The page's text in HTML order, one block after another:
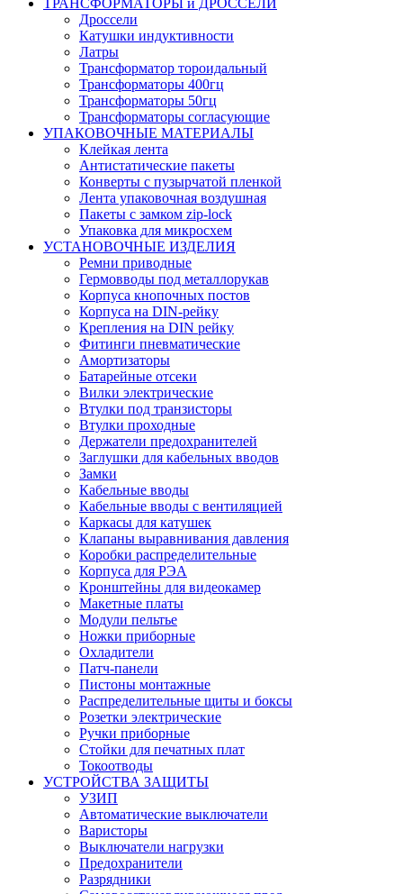
Дроссели
Катушки индуктивности
Латры
Трансформатор тороидальный
Трансформаторы 400гц
Трансформаторы 50гц
Трансформаторы согласующие
УПАКОВОЧНЫЕ МАТЕРИАЛЫ
Клейкая лента
Антистатические пакеты
Конверты с пузырчатой пленкой
Лента упаковочная воздушная
Пакеты с замком zip-lock
Упаковка для микросхем
УСТАНОВОЧНЫЕ ИЗДЕЛИЯ
Ремни приводные
Гермовводы под металлорукав
Корпуса кнопочных постов
Корпуса на DIN-рейку
Крепления на DIN рейку
Фитинги пневматические
Амортизаторы
Батарейные отсеки
Вилки электрические
Втулки под транзисторы
Втулки проходные
Держатели предохранителей
Заглушки для кабельных вводов
Замки
Кабельные вводы
Кабельные вводы с вентиляцией
Каркасы для катушек
Клапаны выравнивания давления
Коробки распределительные
Корпуса для РЭА
Кронштейны для видеокамер
Макетные платы
Модули пельтье
Ножки приборные
Охладители
Патч-панели
Пистоны монтажные
Распределительные щиты и боксы
Розетки электрические
Ручки приборные
Стойки для печатных плат
Токоотводы
УСТРОЙСТВА ЗАЩИТЫ
УЗИП
Автоматические выключатели
Варисторы
Выключатели нагрузки
Предохранители
Разрядники